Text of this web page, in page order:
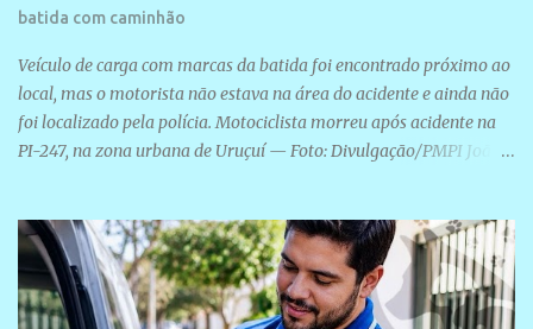
batida com caminhão
Veículo de carga com marcas da batida foi encontrado próximo ao
local, mas o motorista não estava na área do acidente e ainda não
foi localizado pela polícia. Motociclista morreu após acidente na
PI-247, na zona urbana de Uruçuí — Foto: Divulgação/PMPI João
A Polícia Militar informou que um caminhão com marcas de
colisão foi encontrado próximo ao local. Segundo o 10º Batalhão
da Polícia Militar (10º BPM), a equipe foi acionada por volta das 6h
para atender à ocorrência. Material de referência geográfica Ao